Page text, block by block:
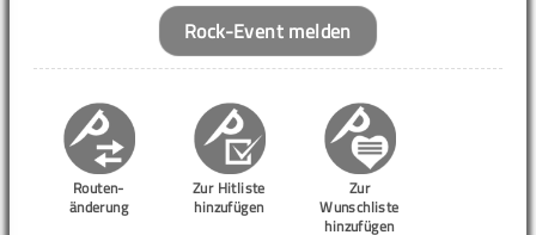
Rock-Event melden
Routen-
änderung
Zur Hitliste
hinzufügen
Zur
Wunschliste
hinzufügen